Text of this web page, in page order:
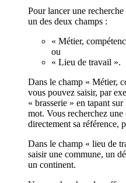
Pour lancer une
un des deux champs :
« Métier,
ou
« Lieu de travail ».
Dans le champ « Métier,
vous pouvez saisir, par
« brasserie » en tapant
mot. Vous recherchez
directement sa référence,
Dans le champ « lieu de
saisir une commune, un
un continent.